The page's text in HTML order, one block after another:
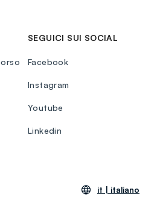
SEGUICI SUI SOCIAL
Facebook
Instagram
Youtube
Linkedin
it | italiano